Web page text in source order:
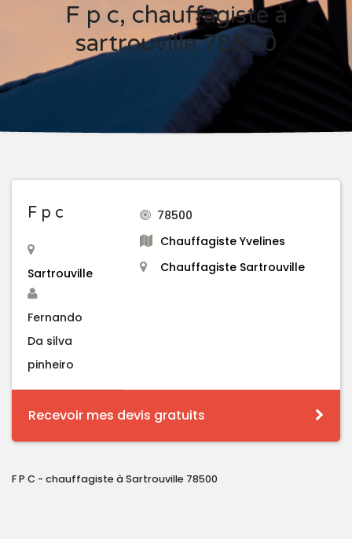
F p c, chauffagiste à
sartrouville 78500
F p c
Sartrouville
Fernando
Da silva
pinheiro
78500
Chauffagiste Yvelines
Chauffagiste Sartrouville
Recevoir mes devis gratuits
F P C - chauffagiste à Sartrouville 78500